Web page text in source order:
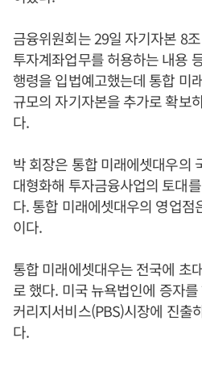
금융위원회는 29일 자기자본 8
투자계좌업무를 허용하는 내용
행령을 입법예고했는데 통합 미
규모의 자기자본을 추가로 확보
다.
박 회장은 통합 미래에셋대우의
대형화해 투자금융사업의 토대
다. 통합 미래에셋대우의 영업점
이다.
통합 미래에셋대우는 전국에 초
로 했다. 미국 뉴욕법인에 증자
커리지서비스(PBS)시장에 진출
다.